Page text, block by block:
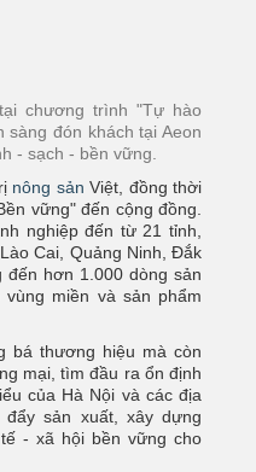
chương trình "Tự hào
sàng đón khách tại Aeon
- sạch - bền vững.
nông sản Việt, đồng thời
vững" đến cộng đồng.
nghiệp đến từ 21 tỉnh,
Cai, Quảng Ninh, Đắk
hơn 1.000 dòng sản
vùng miền và sản phẩm
bá thương hiệu mà còn
mại, tìm đầu ra ổn định
của Hà Nội và các địa
sản xuất, xây dựng
- xã hội bền vững cho